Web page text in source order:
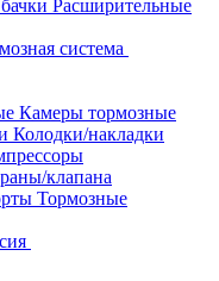
Расширительные
система
Камеры тормозные
Колодки/накладки
клапана
Тормозные